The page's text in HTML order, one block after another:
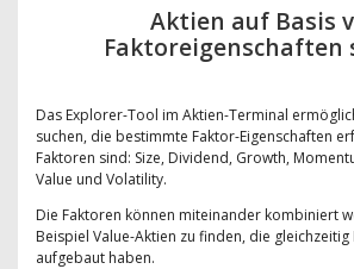
Aktien auf Basis
Faktoreigenschaften
Das Explorer-Tool im Aktien-Terminal
suchen, die bestimmte Faktor-Eigenschaften
Faktoren sind: Size, Dividend, Growth,
Value und Volatility.
Die Faktoren können miteinander kombiniert
Beispiel Value-Aktien zu finden, die
aufgebaut haben.